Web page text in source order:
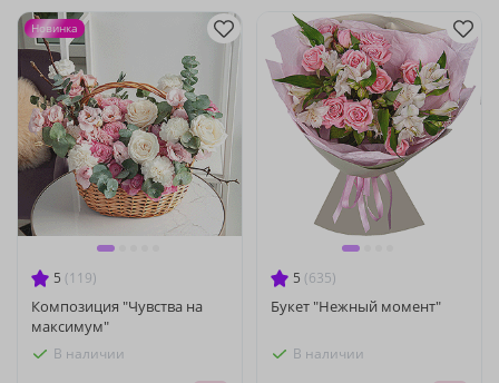
5 (119)
Композиция "Чувства на
максимум"
В наличии
Новинка
5 (635)
Букет "Нежный момент"
В наличии